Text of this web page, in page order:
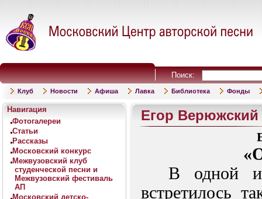
Поиск:
Клуб Новости Афиша Лавка Библиотека Фонды
Навигация
Фотогалереи
Статьи
Рассказы
Московский конкурс
Межвузовский клуб
студенческой песни и
Межвузовский фестиваль
АП
Московский детско-
Егор Верюжский
В одной
встретилось